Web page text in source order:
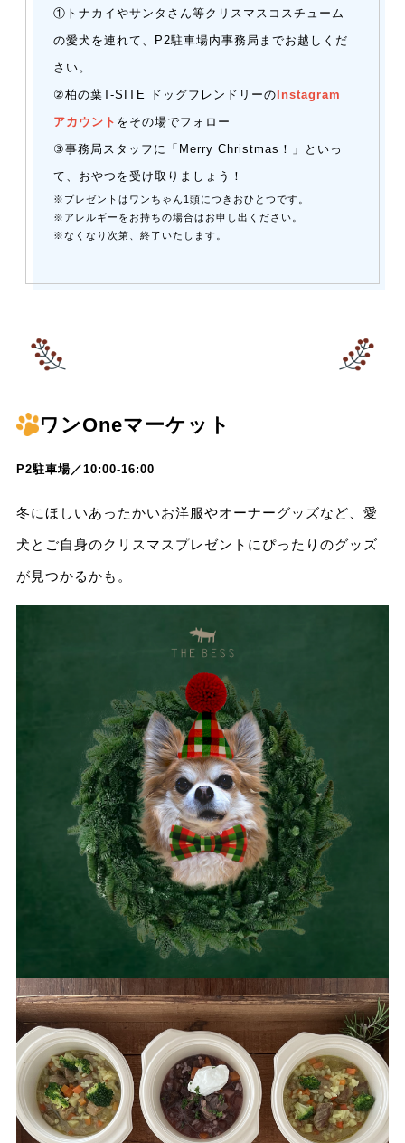
①トナカイやサンタさん等クリスマスコスチューム
の愛犬を連れて、P2駐車場内事務局までお越しくだ
さい。
②柏の葉T-SITE ドッグフレンドリーの Instagram
アカウント をその場でフォロー
③事務局スタッフに「Merry Christmas！」といっ
て、おやつを受け取りましょう！
※プレゼントはワンちゃん1頭につきおひとつです。
※アレルギーをお持ちの場合はお申し出ください。
※なくなり次第、終了いたします。
ワンOneマーケット
P2駐車場／10:00-16:00
冬にほしいあったかいお洋服やオーナーグッズなど、愛
犬とご自身のクリスマスプレゼントにぴったりのグッズ
が見つかるかも。